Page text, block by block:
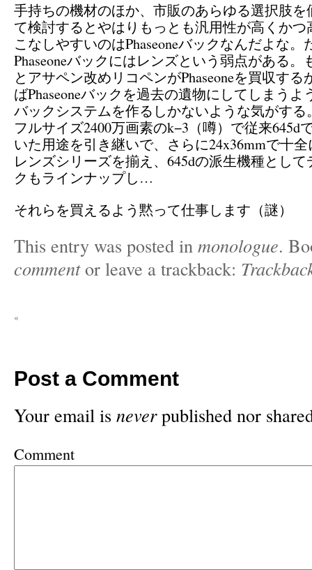
手持ちの機材のほか、市販のあらゆる選択肢を
て検討するとやはりもっとも汎用性が高くかつ
こなしやすいのはPhaseoneバックなんだよな。
Phaseoneバックにはレンズという弱点がある。
とアサペン改めリコペンがPhaseoneを買収する
ばPhaseoneバックを過去の遺物にしてしまうよ
バックシステムを作るしかないような気がする
フルサイズ2400万画素のk−3（噂）で従来645d
いた用途を引き継いで、さらに24x36mmで十
レンズシリーズを揃え、645dの派生機種とし
クもラインナップし…
それらを買えるよう黙って仕事します（謎）
This entry was posted in monologue.
commentor leave a trackback:
«
Post a Comment
Your email is neverpublished nor
Comment